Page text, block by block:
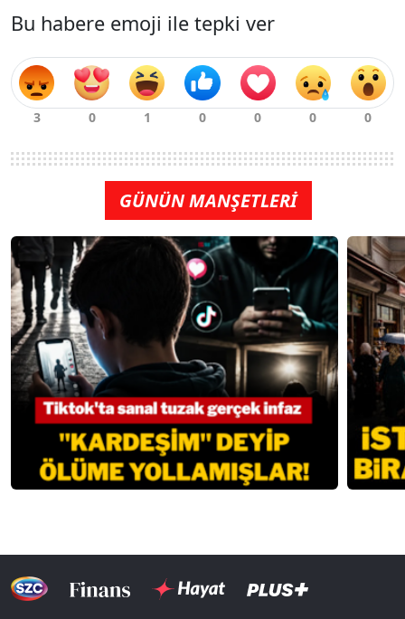
Bu habere emoji ile tepki ver
GÜNÜN MANŞETLERİ